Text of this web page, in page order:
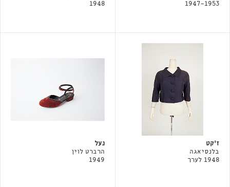
1947-1953
1948
ז׳קט
בלנסיאגה
1948 לערך
נעל
הרברט לוין
1949